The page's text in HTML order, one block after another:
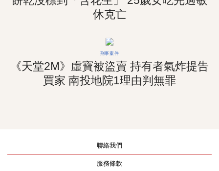
休克亡
刑事案件
《天堂2M》虛寶被盜賣 持有者氣炸提告
買家 南投地院1理由判無罪
聯絡我們
服務條款